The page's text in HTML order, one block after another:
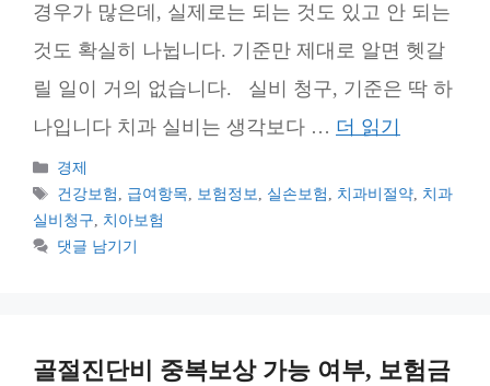
경우가 많은데, 실제로는 되는 것도 있고 안 되는
것도 확실히 나뉩니다. 기준만 제대로 알면 헷갈
릴 일이 거의 없습니다. 실비 청구, 기준은 딱 하
나입니다 치과 실비는 생각보다 … 더 읽기
카
테
리
경제
태
그
건강보험 , 급여항목, 보험정보, 실손보험 , 치과비절약, 치과
실비청구, 치아보험
댓글 남기기
골절진단비 중복보상 가능 여부, 보험금